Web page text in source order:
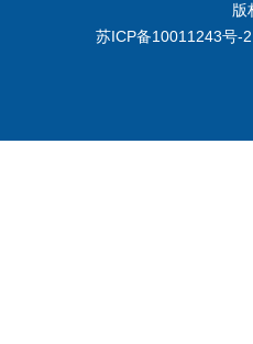
版
苏ICP备10011243号-2